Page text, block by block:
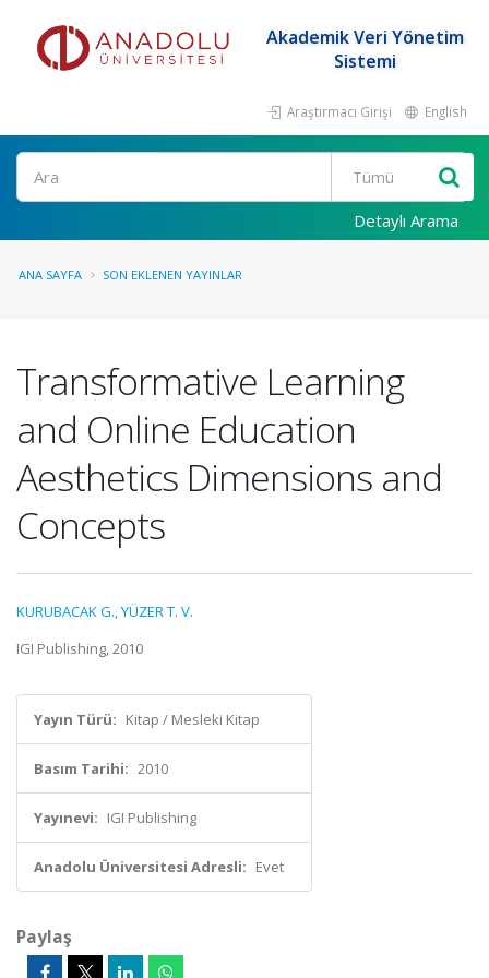
Akademik Veri Yönetim
Sistemi
Araştırmacı Girişi English
Ara
Detaylı Arama
ANA SAYFA SON EKLENEN YAYINLAR
Transformative Learning
and Online Education
Aesthetics Dimensions and
Concepts
KURUBACAK G.,YÜZER T. V.
IGI Publishing, 2010
Yayın Türü: Kitap / Mesleki Kitap
Basım Tarihi: 2010
Yayınevi: IGI Publishing
Anadolu Üniversitesi Adresli: Evet
Paylaş